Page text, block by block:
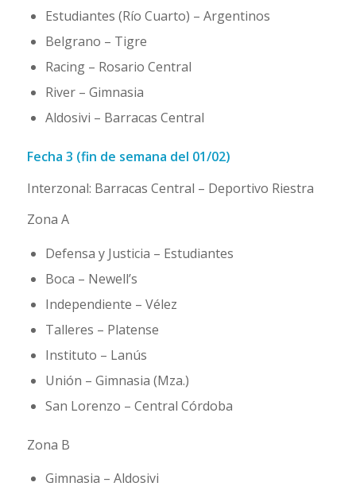
Estudiantes (Río Cuarto) – Argentinos
Belgrano – Tigre
Racing – Rosario Central
River – Gimnasia
Aldosivi – Barracas Central
Fecha 3 (fin de semana del 01/02)
Interzonal: Barracas Central – Deportivo Riestra
Zona A
Defensa y Justicia – Estudiantes
Boca – Newell’s
Independiente – Vélez
Talleres – Platense
Instituto – Lanús
Unión – Gimnasia (Mza.)
San Lorenzo – Central Córdoba
Zona B
Gimnasia – Aldosivi